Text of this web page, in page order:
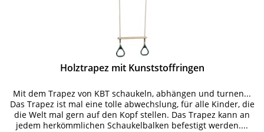
Holztrapez mit Kunststoffringen
Mit dem Trapez von KBT schaukeln, abhängen und turnen...
Das Trapez ist mal eine tolle abwechslung, für alle Kinder, die
die Welt mal gern auf den Kopf stellen. Das Trapez kann an
jedem herkömmlichen Schaukelbalken befestigt werden....